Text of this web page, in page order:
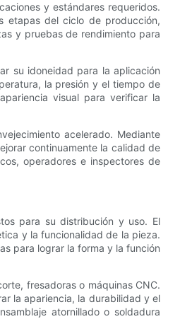
y estándares requeridos.
etapas del ciclo de producción,
y pruebas de rendimiento para
su idoneidad para la aplicación
la presión y el tiempo de
visual para verificar la
acelerado. Mediante
continuamente la calidad de
operadores e inspectores de
para su distribución y uso. El
y la funcionalidad de la pieza.
para lograr la forma y la función
fresadoras o máquinas CNC.
la apariencia, la durabilidad y el
atornillado o soldadura